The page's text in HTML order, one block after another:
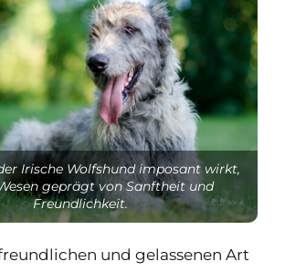
Irische Wolfshund imposant wirkt,
geprägt von Sanftheit und
Freundlichkeit.
und gelassenen Art